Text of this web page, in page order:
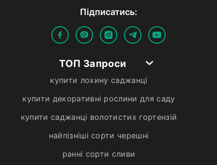
Пiдписатись:
ТОП Запроси
купити лохину саджанці
купити декоративні рослини для саду
купити саджанці волотистих гортензій
найпізніші сорти черешні
ранні сорти сливи